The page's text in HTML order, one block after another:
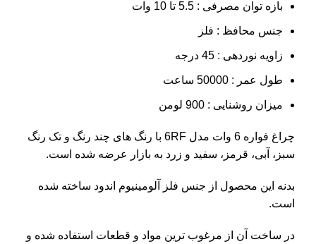
بازه توان مصرفی : 5.5 تا 10 وات
جنس محافظ : فلز
زاویه نوردهی : 45 درجه
طول عمر : 50000 ساعت
میزان روشنایی : 900 لومن
چراغ فواره 6 وات مدل 6RF با رنگ های چند رنگ و تک رنگ
سبز، آبی، قرمز، سفید و زرد به بازار عرضه شده است.
بدنه این محصول از جنس فلز آلومینیوم اندود ساخته شده
است.
در ساخت آن از مرغوب ترین مواد و قطعات استفاده شده و